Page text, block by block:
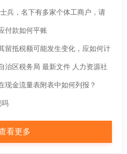
（第十七批）的公告
兵，名下有多家个体工商户，请
业税收优惠吗？
付款如何平账
留抵税额可能发生变化，应如何计
治区税务局 最新文件 人力资源社
局 中国证监会关于全面实施个人
现金流量表附表中如何列报？
吗
看更多